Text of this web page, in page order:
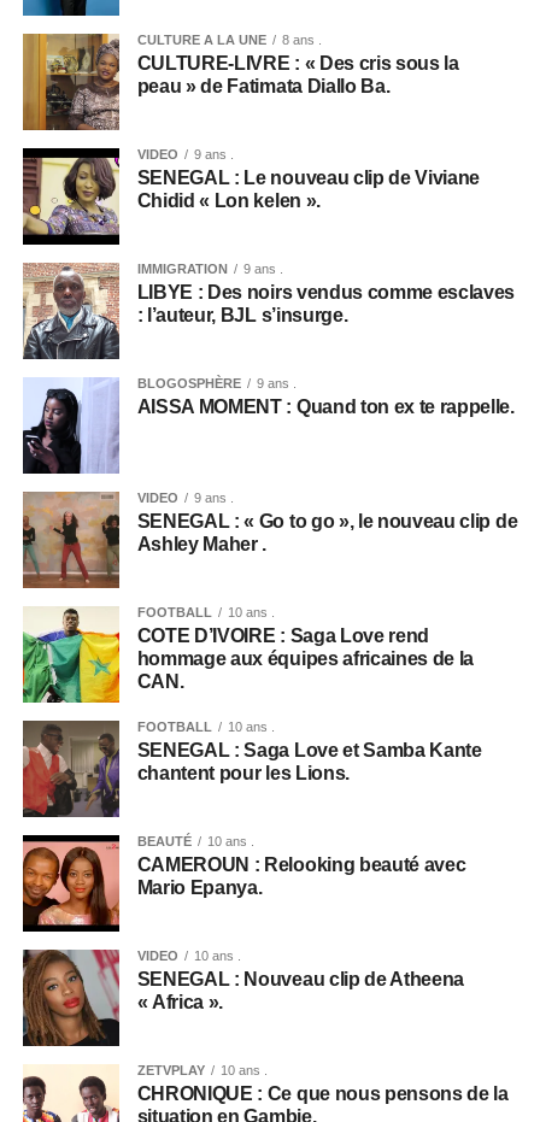
CULTURE A LA UNE 8 ans .
CULTURE-LIVRE : « Des cris sous la
peau » de Fatimata Diallo Ba.
VIDEO 9 ans .
SENEGAL : Le nouveau clip de Viviane
Chidid « Lon kelen ».
IMMIGRATION 9 ans .
LIBYE : Des noirs vendus comme esclaves
: l’auteur, BJL s’insurge.
BLOGOSPHÈRE 9 ans .
AISSA MOMENT : Quand ton ex te rappelle.
VIDEO 9 ans .
SENEGAL : « Go to go », le nouveau clip de
Ashley Maher .
FOOTBALL 10 ans .
COTE D’IVOIRE : Saga Love rend
hommage aux équipes africaines de la
CAN.
FOOTBALL 10 ans .
SENEGAL : Saga Love et Samba Kante
chantent pour les Lions.
BEAUTÉ 10 ans .
CAMEROUN : Relooking beauté avec
Mario Epanya.
VIDEO 10 ans .
SENEGAL : Nouveau clip de Atheena
« Africa ».
ZETVPLAY 10 ans .
CHRONIQUE : Ce que nous pensons de la
situation en Gambie.